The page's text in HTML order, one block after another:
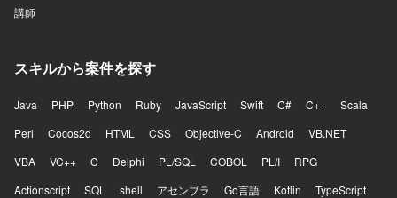
講師
スキルから案件を探す
Java PHP Python Ruby JavaScript Swift C# C++
Scala
Perl
Cocos2d HTML CSS Objective-C Android
VB.NET
VBA
VC++ C Delphi PL/SQL COBOL PL/I
RPG
Actionscript
SQL shell アセンブラ Go言語 Kotlin
TypeScript